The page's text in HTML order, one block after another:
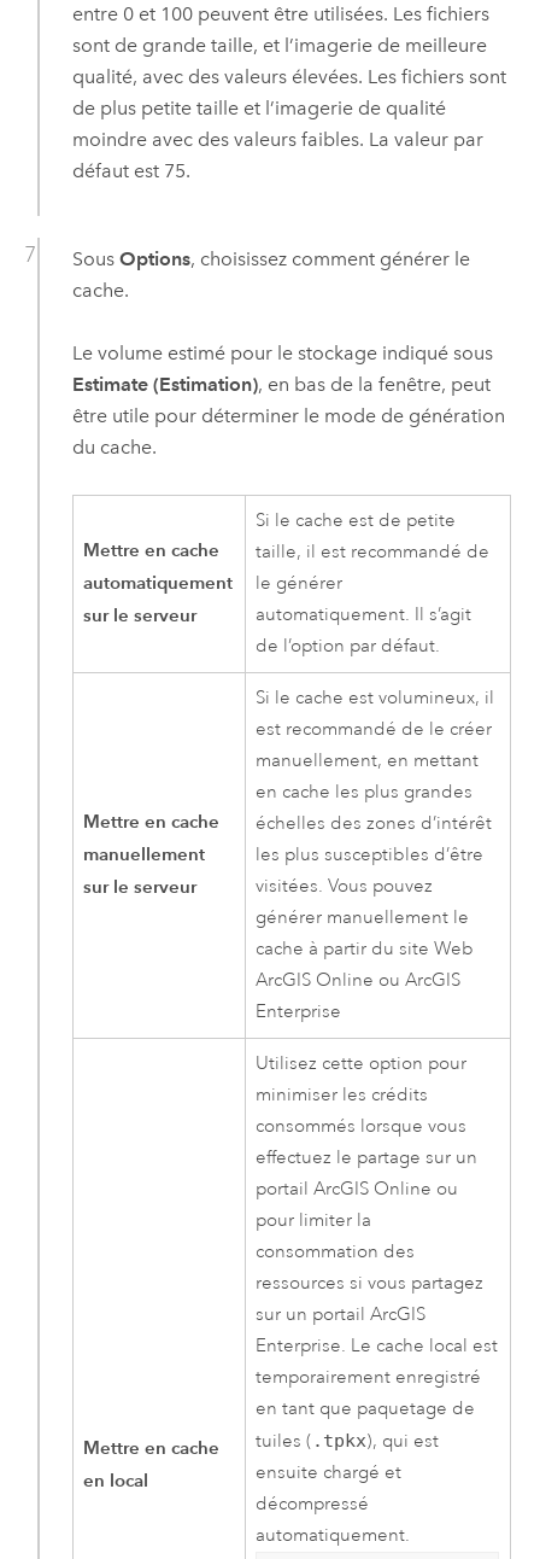
entre 0 et 100 peuvent être utilisées. Les fichiers
sont de grande taille, et l’imagerie de meilleure
qualité, avec des valeurs élevées. Les fichiers sont
de plus petite taille et l’imagerie de qualité
moindre avec des valeurs faibles. La valeur par
défaut est 75.
Sous Options, choisissez comment générer le
cache.
Le volume estimé pour le stockage indiqué sous
Estimate (Estimation), en bas de la fenêtre, peut
être utile pour déterminer le mode de génération
du cache.
Mettre en cache
automatiquement
sur le serveur
Si le cache est de petite
taille, il est recommandé de
le générer
automatiquement. Il s’agit
de l’option par défaut.
Mettre en cache
manuellement
sur le serveur
Si le cache est volumineux, il
est recommandé de le créer
manuellement, en mettant
en cache les plus grandes
échelles des zones d’intérêt
les plus susceptibles d’être
visitées. Vous pouvez
générer manuellement le
cache à partir du site Web
ArcGIS Online ouArcGIS
Enterprise
Mettre en cache
en local
Utilisez cette option pour
minimiser les crédits
consommés lorsque vous
effectuez le partage sur un
portailArcGIS Online ou
pour limiter la
consommation des
ressources si vous partagez
sur un portailArcGIS
Enterprise. Le cache local est
temporairement enregistré
en tant que paquetage de
tuiles ( .tpkx), qui est
ensuite chargé et
décompressé
automatiquement.